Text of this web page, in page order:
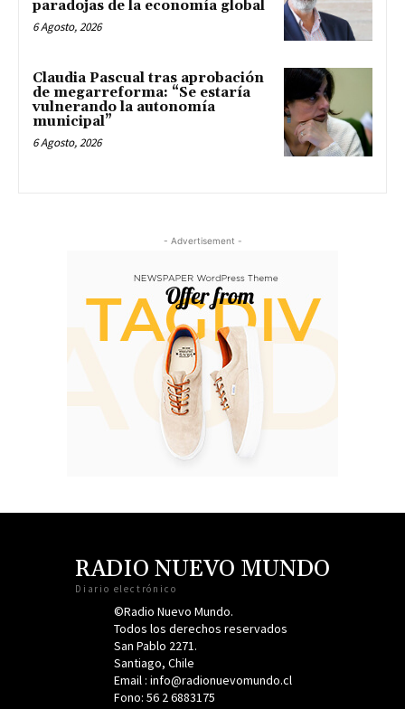
paradojas de la economía global
6 Agosto, 2026
Claudia Pascual tras aprobación
de megarreforma: “Se estaría
vulnerando la autonomía
municipal”
6 Agosto, 2026
- Advertisement -
RADIO NUEVO MUNDO
Diario electrónico
©Radio Nuevo Mundo.
Todos los derechos reservados
San Pablo 2271.
Santiago, Chile
Email : info@radionuevomundo.cl
Fono: 56 2 6883175